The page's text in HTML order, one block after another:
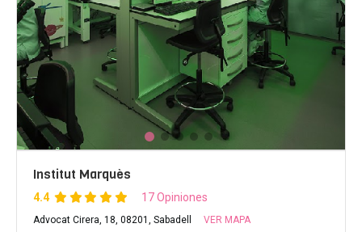
Institut Marquès
4.4 17 Opiniones
Advocat Cirera, 18, 08201, Sabadell VER MAPA